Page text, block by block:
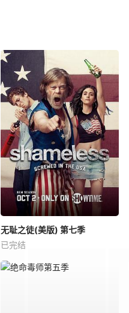
无耻之徒(美版) 第七季
已完结